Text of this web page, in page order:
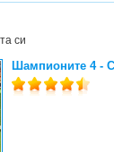
си
Шампионите 4 -